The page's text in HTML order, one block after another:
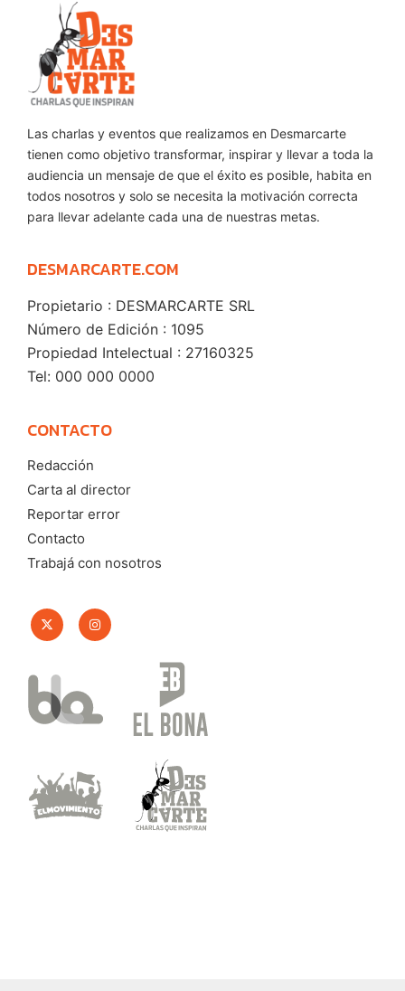
Las charlas y eventos que realizamos en Desmarcarte
tienen como objetivo transformar, inspirar y llevar a toda la
audiencia un mensaje de que el éxito es posible, habita en
todos nosotros y solo se necesita la motivación correcta
para llevar adelante cada una de nuestras metas.
Propietario : DESMARCARTE SRL
Número de Edición : 1095
Propiedad Intelectual : 27160325
Tel: 000 000 0000
Redacción
Carta al director
Reportar error
Contacto
Trabajá con nosotros